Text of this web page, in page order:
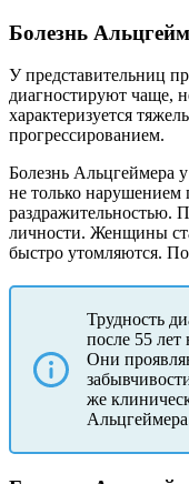
Болезнь
У представительниц
диагностируют чаще,
характеризуется
прогрессированием.
Болезнь Альцгеймера
не только
раздражительностью.
личности. Женщины
быстро утомляются.
Трудность
после 55
Они
же